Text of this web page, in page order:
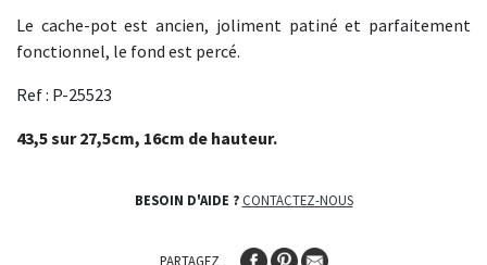
Le cache-pot est ancien, joliment patiné et parfaitement
fonctionnel, le fond est percé.
Ref : P-25523
43,5 sur 27,5cm, 16cm de hauteur.
BESOIN D'AIDE ? CONTACTEZ-NOUS
PARTAGEZ